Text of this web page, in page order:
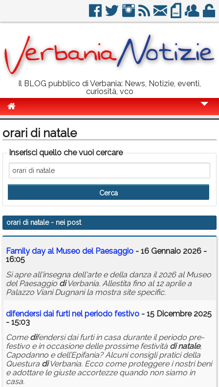
Il BLOG pubblico di Verbania: News, Notizie, eventi,
curiosità, vco
Politica
Sport
Eventi
Info Utili
Rubriche
Calendario
Annunci
orari di natale
Inserisci quello che vuoi cercare
orari di natale- nei post
Family day al Museo del Paesaggio - 16 Gennaio 2026 -
16:05
Si apre all'insegna dell'arte e della danza il 2026 al Museo
del Paesaggio diVerbania. Allestita fino al 12 aprile a
Palazzo Viani Dugnani la mostra site specific.
difendersi dai furti nel periodo festivo - 15 Dicembre 2025
- 15:03
Come difendersi dai furti in casa durante il periodo pre-
festivo e in occasione delle prossime festività di natale,
Capodanno e dell’Epifania? Alcuni consigli pratici della
Questura diVerbania. Ecco come proteggere i nostri beni
e adottare le giuste accortezze quando non siamo in
casa.